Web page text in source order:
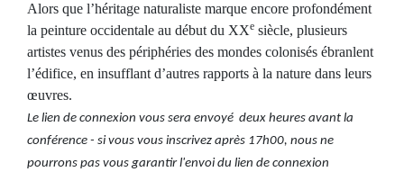
Alors que l’héritage naturaliste marque encore profondément
la peinture occidentale au début du XXe siècle, plusieurs
artistes venus des périphéries des mondes colonisés ébranlent
l’édifice, en insufflant d’autres rapports à la nature dans leurs
œuvres.
Le lien de connexion vous sera envoyé deux heures avant la
conférence - si vous vous inscrivez après 17h00, nous ne
pourrons pas vous garantir l'envoi du lien de connexion